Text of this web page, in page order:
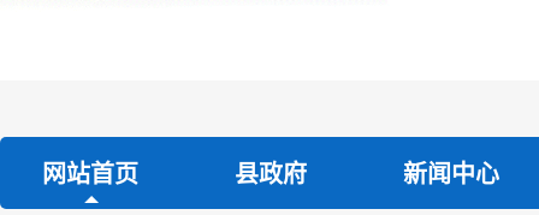
网站首页 县政府 新闻中心